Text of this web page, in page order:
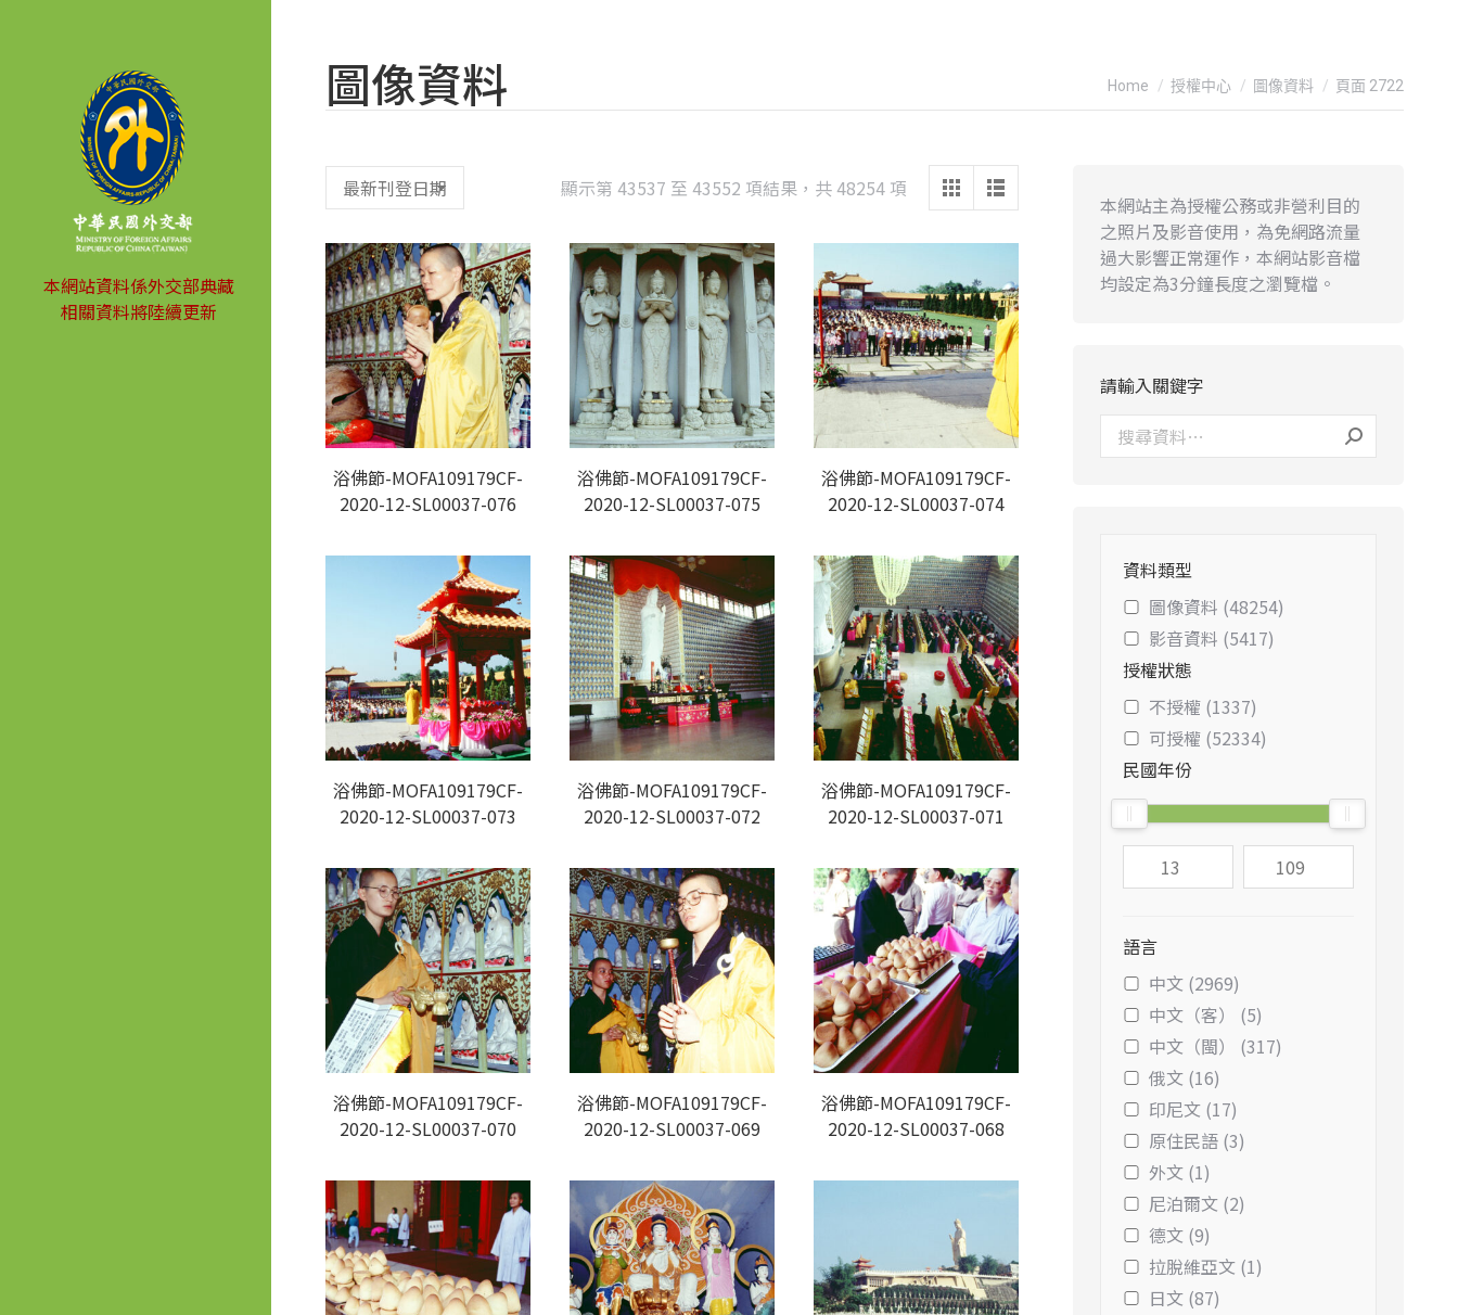
本網站資料係外交部典藏
相關資料將陸續更新
圖像資料 You are here:
Home 授權中心 圖像資料 頁面 2722
顯示第 43537 至 43552 項結果，共 48254 項 Sorted
latest
浴佛節-MOFA109179CF-
2020-12-SL00037-076
浴佛節-MOFA109179CF-
2020-12-SL00037-075
浴佛節-MOFA109179CF-
2020-12-SL00037-074
浴佛節-MOFA109179CF-
2020-12-SL00037-073
浴佛節-MOFA109179CF-
2020-12-SL00037-072
浴佛節-MOFA109179CF-
2020-12-SL00037-071
浴佛節-MOFA109179CF-
2020-12-SL00037-070
浴佛節-MOFA109179CF-
2020-12-SL00037-069
浴佛節-MOFA109179CF-
2020-12-SL00037-068
本網站主為授權公務或非營利目的
之照片及影音使用，為免網路流量
過大影響正常運作，本網站影音檔
均設定為3分鐘長度之瀏覽檔。
請輸入關鍵字
資料類型
圖像資料 (48254)
影音資料 (5417)
授權狀態
不授權 (1337)
可授權 (52334)
民國年份
語言
中文 (2969)
中文（客） (5)
中文（閩） (317)
俄文 (16)
印尼文 (17)
原住民語 (3)
外文 (1)
尼泊爾文 (2)
德文 (9)
拉脫維亞文 (1)
日文 (87)